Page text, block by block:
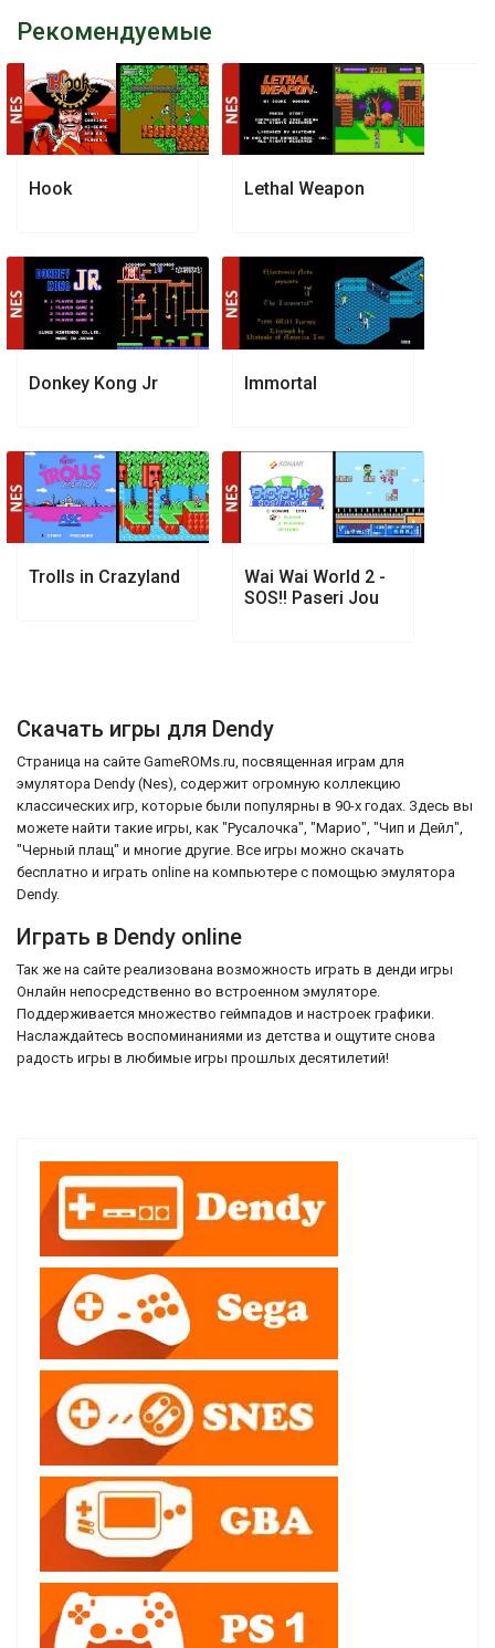
Рекомендуемые
Hook Lethal Weapon
Donkey Kong Jr Immortal
Trolls in Crazyland
Wai Wai World 2 -
SOS!! Paseri Jou
Скачать игры для Dendy
Страница на сайте GameROMs.ru, посвященная играм для
эмулятора Dendy (Nes), содержит огромную коллекцию
классических игр, которые были популярны в 90-х годах. Здесь вы
можете найти такие игры, как "Русалочка", "Марио", "Чип и Дейл",
"Черный плащ" и многие другие. Все игры можно скачать
бесплатно и играть online на компьютере с помощью эмулятора
Dendy.
Играть в Dendy online
Так же на сайте реализована возможность играть в денди игры
Онлайн непосредственно во встроенном эмуляторе.
Поддерживается множество геймпадов и настроек графики.
Наслаждайтесь воспоминаниями из детства и ощутите снова
радость игры в любимые игры прошлых десятилетий!